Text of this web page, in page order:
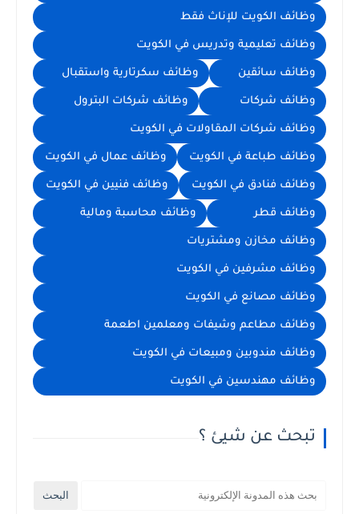
وظائف الكويت للإناث فقط
وظائف تعليمية وتدريس في الكويت
وظائف سائقين وظائف سكرتارية واستقبال
وظائف شركات وظائف شركات البترول
وظائف شركات المقاولات في الكويت
وظائف طباعة في الكويت وظائف عمال في الكويت
وظائف فنادق في الكويت وظائف فنيين في الكويت
وظائف قطر وظائف محاسبة ومالية
وظائف مخازن ومشتريات
وظائف مشرفين في الكويت
وظائف مصانع في الكويت
وظائف مطاعم وشيفات ومعلمين اطعمة
وظائف مندوبين ومبيعات في الكويت
وظائف مهندسين في الكويت
تبحث عن شيئ ؟